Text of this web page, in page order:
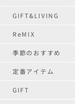
GIFT&LIVING
ReMIX
季節のおすすめ
定番アイテム
GIFT